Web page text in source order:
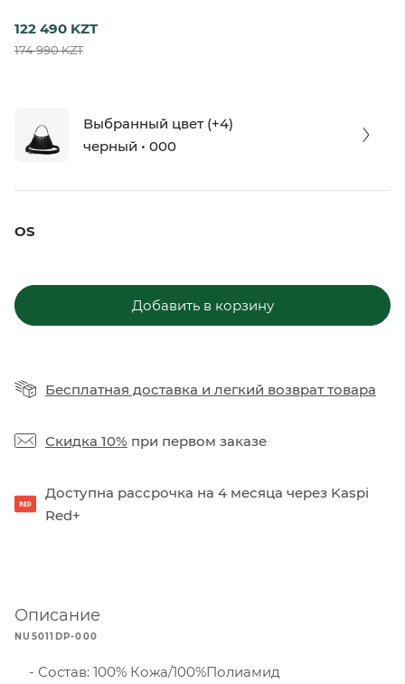
122 490 KZT
174 990 KZT
Выбранный цвет (+4)
черный • 000
OS
Добавить в корзину
Бесплатная доставка и легкий возврат товара
Скидка 10% при первом заказе
Доступна рассрочка на 4 месяца через Kaspi
Red+
Описание
NU5011DP-000
Состав: 100% Кожа/100%Полиамид